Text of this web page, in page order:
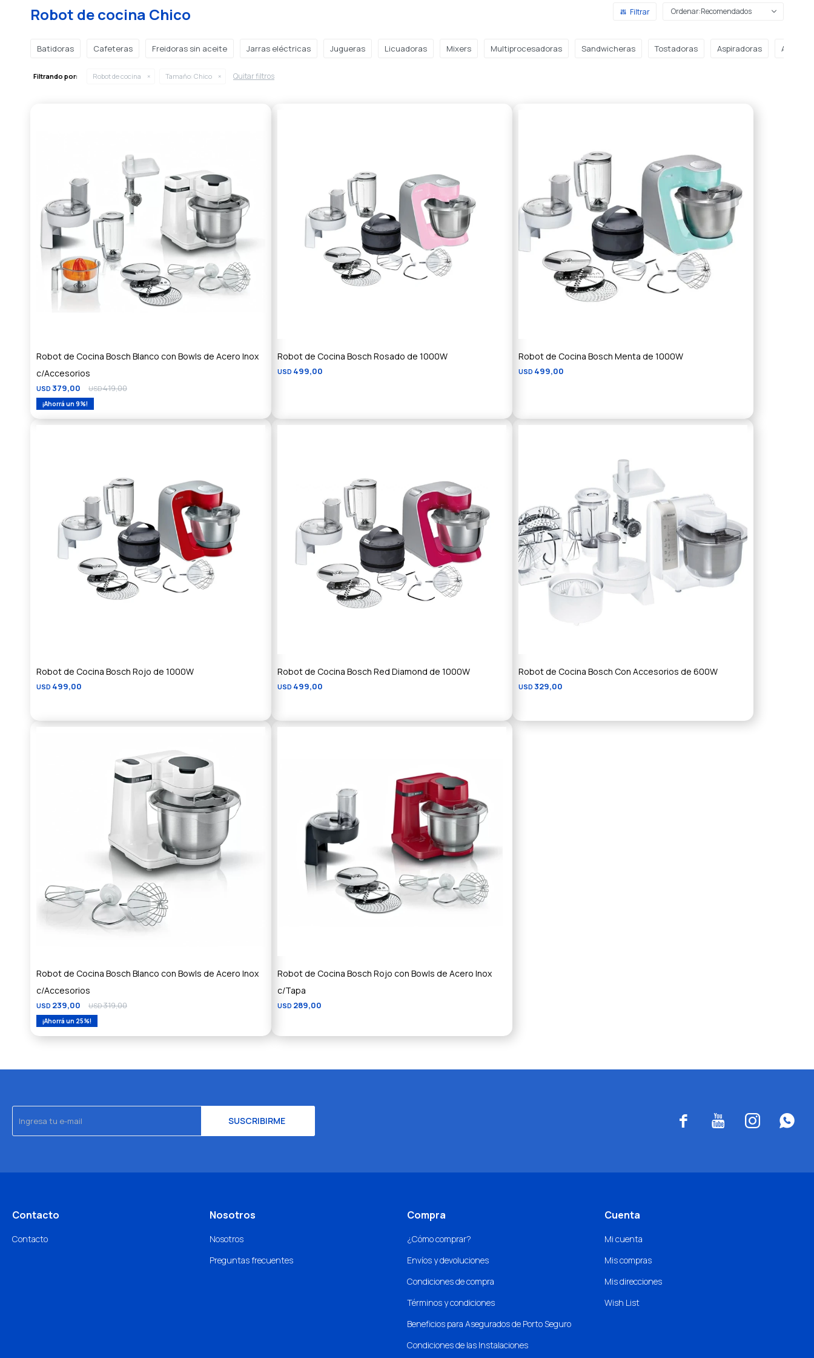
Robot de cocina Chico Recomendados
Batidoras Cafeteras Freidoras sin aceite Jarras eléctricas Jugueras Licuadoras Mixers Multiprocesadoras Sandwicheras Tostadoras Aspiradoras
Filtrando por: Robot de cocina Tamaño: Chico Quitar filtros
Robot de Cocina Bosch Blanco con Bowls de Acero Inox
c/Accesorios
USD 379,00 USD419,00
9
Robot de Cocina Bosch Rosado de 1000W
USD 499,00
Robot de Cocina Bosch Menta de 1000W
USD 499,00
Robot de Cocina Bosch Rojo de 1000W
USD 499,00
Robot de Cocina Bosch Red Diamond de 1000W
USD 499,00
Robot de Cocina Bosch Con Accesorios de 600W
USD 329,00
Robot de Cocina Bosch Blanco con Bowls de Acero Inox
c/Accesorios
USD 239,00 USD319,00
25
Robot de Cocina Bosch Rojo con Bowls de Acero Inox
c/Tapa
USD 289,00
SUSCRIBIRME    
Contacto
Contacto
Nosotros
Nosotros
Preguntas frecuentes
Compra
¿Cómo comprar?
Envíos y devoluciones
Condiciones de compra
Términos y condiciones
Beneficios para Asegurados de Porto Seguro
Condiciones de las Instalaciones
Cuenta
Mi cuenta
Mis compras
Mis direcciones
Wish List